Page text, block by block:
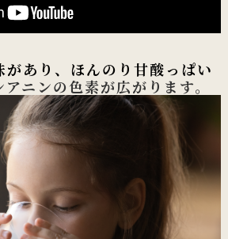
があり、ほんのり甘酸っぱい
ニンの色素が広がります。